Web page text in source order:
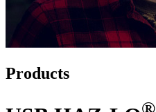
Products